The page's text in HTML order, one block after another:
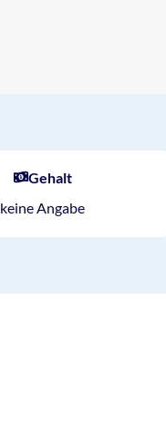
Gehalt
keine Angabe